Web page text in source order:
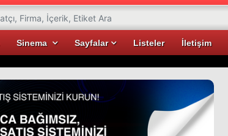
Sinema Sayfalar Listeler İletişim